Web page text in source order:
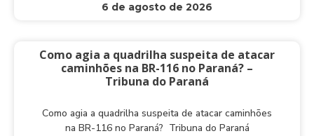
6 de agosto de 2026
Como agia a quadrilha suspeita de atacar
caminhões na BR-116 no Paraná? –
Tribuna do Paraná
Como agia a quadrilha suspeita de atacar caminhões
na BR-116 no Paraná? Tribuna do Paraná